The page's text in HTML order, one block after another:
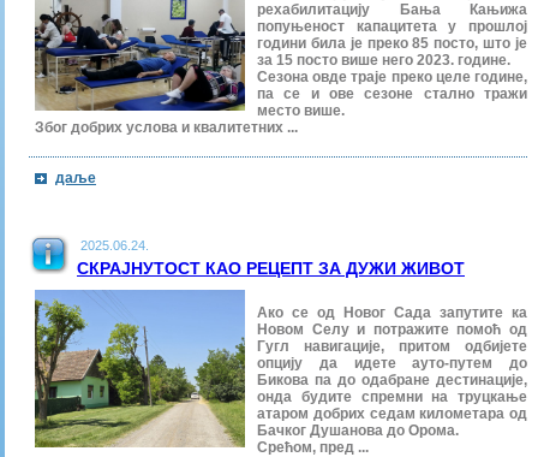
рехабилитацију Бања Кањижа
попуњеност капацитета у прошлој
години била је преко 85 посто, што је
за 15 посто више него 2023. године.
Сезона овде траје преко целе године,
па се и ове сезоне стално тражи
место више.
Због добрих услова и квалитетних ...
даље
2025.06.24.
СКРАЈНУТОСТ КАО РЕЦЕПТ ЗА ДУЖИ ЖИВОТ
Ако се од Новог Сада запутите ка
Новом Селу и потражите помоћ од
Гугл навигације, притом одбијете
опцију да идете ауто-путем до
Бикова па до одабране дестинације,
онда будите спремни на труцкање
атаром добрих седам километара од
Бачког Душанова до Орома.
Срећом, пред ...